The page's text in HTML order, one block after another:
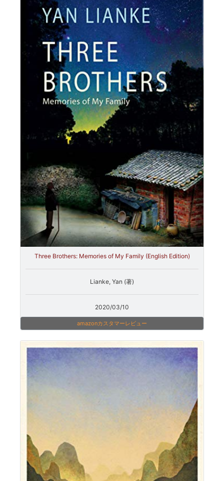
Three Brothers: Memories of My Family (English Edition)
Lianke, Yan (著)
2020/03/10
amazonカスタマーレビュー